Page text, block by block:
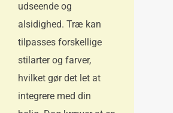
udseende og
alsidighed. Træ kan
tilpasses forskellige
stilarter og farver,
hvilket gør det let at
integrere med din